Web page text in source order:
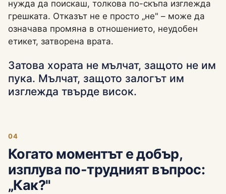
нужда да поискаш, толкова по-скъпа изглежда
грешката. Отказът не е просто „не" – може да
означава промяна в отношението, неудобен
етикет, затворена врата.
Затова хората не мълчат, защото не им
пука. Мълчат, защото залогът им
изглежда твърде висок.
04
Когато моментът е добър,
изплува по-трудният въпрос:
„Как?"